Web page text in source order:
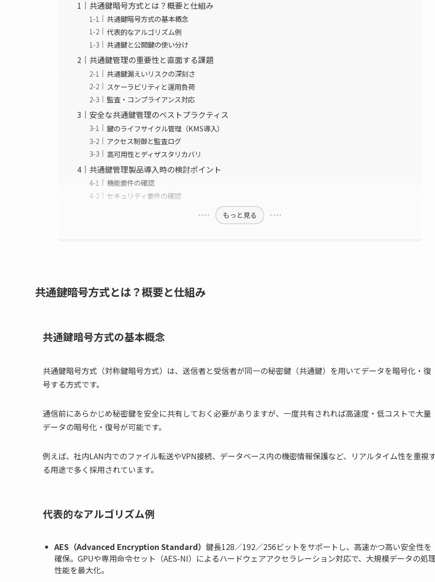
共通鍵暗号方式とは？概要と仕組み
共通鍵暗号方式の基本概念
代表的なアルゴリズム例
共通鍵と公開鍵の使い分け
共通鍵管理の重要性と直面する課題
共通鍵漏えいリスクの深刻さ
スケーラビリティと運用負荷
監査・コンプライアンス対応
安全な共通鍵管理のベストプラクティス
鍵のライフサイクル管理（KMS導入）
アクセス制御と監査ログ
高可用性とディザスタリカバリ
共通鍵管理製品導入時の検討ポイント
機能要件の確認
セキュリティ要件の確認
もっと見る
共通鍵暗号方式とは？概要と仕組み
共通鍵暗号方式の基本概念
共通鍵暗号方式（対称鍵暗号方式）は、送信者と受信者が同一の秘密鍵（共通鍵）を用いてデータを暗号化・復
号する方式です。
通信前にあらかじめ秘密鍵を安全に共有しておく必要がありますが、一度共有されれば高速度・低コストで大量
データの暗号化・復号が可能です。
例えば、社内LAN内でのファイル転送やVPN接続、データベース内の機密情報保護など、リアルタイム性を重視
る用途で多く採用されています。
代表的なアルゴリズム例
AES（Advanced Encryption Standard） 鍵長128／192／256ビットをサポートし、高速かつ高い安全性を
確保。GPUや専用命令セット（AES-NI）によるハードウェアアクセラレーション対応で、大規模データの処
性能を最大化。